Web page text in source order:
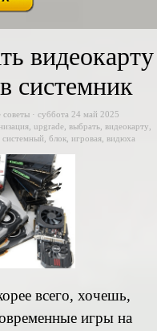
видеокарту
системник
советы · суббота 24 май 2025
upgrade выбрать видеокарту
системный блок игровая видюха
всего, хочешь,
игры на